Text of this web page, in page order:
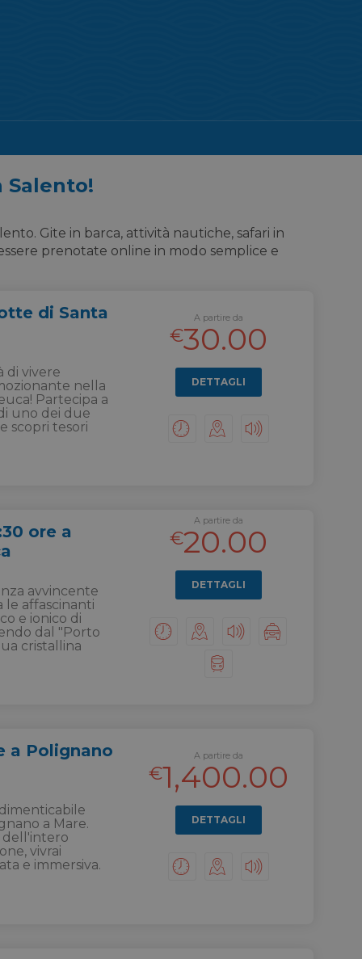
Salento!
Gite in barca, attività nautiche, safari in
prenotate online in modo semplice e
di Santa
di vivere
nella
Partecipa a
uno dei due
scopri tesori
A partire da
€30.00
DETTAGLI
ore a
avvincente
le affascinanti
e ionico di
dal "Porto
cristallina
A partire da
€20.00
DETTAGLI
a Polignano
a Mare.
dell'intero
vivrai
e immersiva.
A partire da
€1,400.00
DETTAGLI